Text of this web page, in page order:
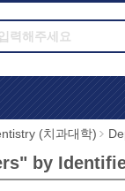
(치과대학)
by